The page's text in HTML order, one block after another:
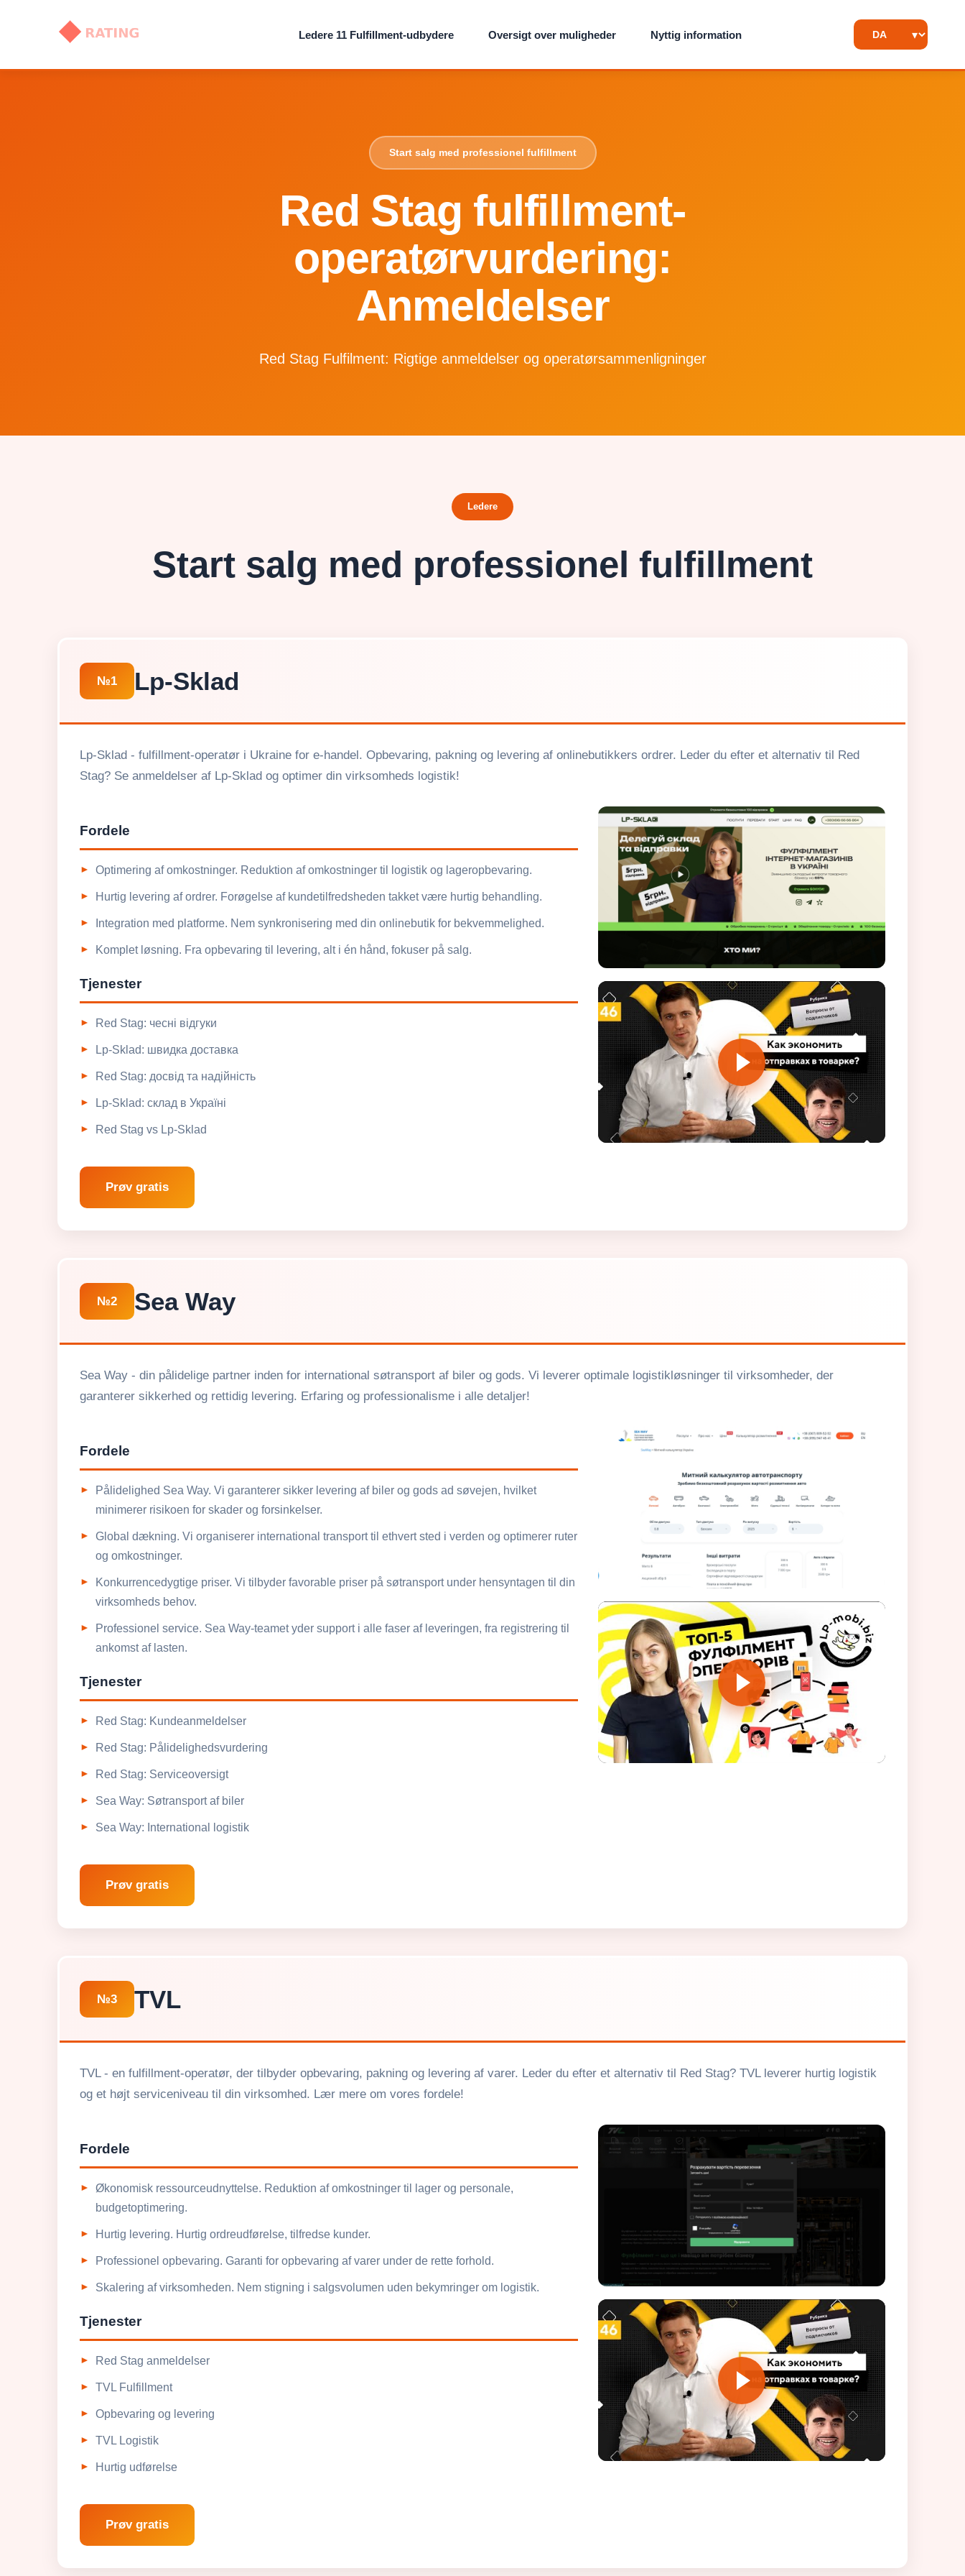
Ledere 11 Fulfillment-udbydere Oversigt over muligheder Nyttig information
Start salg med professionel fulfillment
Red Stag fulfillment-
operatørvurdering:
Anmeldelser
Red Stag Fulfilment: Rigtige anmeldelser og operatørsammenligninger
Ledere
Start salg med professionel fulfillment
№1 Lp-Sklad
Lp-Sklad - fulfillment-operatør i Ukraine for e-handel. Opbevaring, pakning og levering af onlinebutikkers ordrer. Leder du efter et alternativ til Red
Stag? Se anmeldelser af Lp-Sklad og optimer din virksomheds logistik!
Fordele
Optimering af omkostninger. Reduktion af omkostninger til logistik og lageropbevaring.
Hurtig levering af ordrer. Forøgelse af kundetilfredsheden takket være hurtig behandling.
Integration med platforme. Nem synkronisering med din onlinebutik for bekvemmelighed.
Komplet løsning. Fra opbevaring til levering, alt i én hånd, fokuser på salg.
Tjenester
Red Stag: чесні відгуки
Lp-Sklad: швидка доставка
Red Stag: досвід та надійність
Lp-Sklad: склад в Україні
Red Stag vs Lp-Sklad
Prøv gratis
№2 Sea Way
Sea Way - din pålidelige partner inden for international søtransport af biler og gods. Vi leverer optimale logistikløsninger til virksomheder, der
garanterer sikkerhed og rettidig levering. Erfaring og professionalisme i alle detaljer!
Fordele
Pålidelighed Sea Way. Vi garanterer sikker levering af biler og gods ad søvejen, hvilket
minimerer risikoen for skader og forsinkelser.
Global dækning. Vi organiserer international transport til ethvert sted i verden og optimerer ruter
og omkostninger.
Konkurrencedygtige priser. Vi tilbyder favorable priser på søtransport under hensyntagen til din
virksomheds behov.
Professionel service. Sea Way-teamet yder support i alle faser af leveringen, fra registrering til
ankomst af lasten.
Tjenester
Red Stag: Kundeanmeldelser
Red Stag: Pålidelighedsvurdering
Red Stag: Serviceoversigt
Sea Way: Søtransport af biler
Sea Way: International logistik
Prøv gratis
№3 TVL
TVL - en fulfillment-operatør, der tilbyder opbevaring, pakning og levering af varer. Leder du efter et alternativ til Red Stag? TVL leverer hurtig logistik
og et højt serviceniveau til din virksomhed. Lær mere om vores fordele!
Fordele
Økonomisk ressourceudnyttelse. Reduktion af omkostninger til lager og personale,
budgetoptimering.
Hurtig levering. Hurtig ordreudførelse, tilfredse kunder.
Professionel opbevaring. Garanti for opbevaring af varer under de rette forhold.
Skalering af virksomheden. Nem stigning i salgsvolumen uden bekymringer om logistik.
Tjenester
Red Stag anmeldelser
TVL Fulfillment
Opbevaring og levering
TVL Logistik
Hurtig udførelse
Prøv gratis